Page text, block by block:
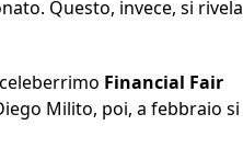
Questo, invece, si rivela
Financial Fair
Milito, poi, a febbraio si